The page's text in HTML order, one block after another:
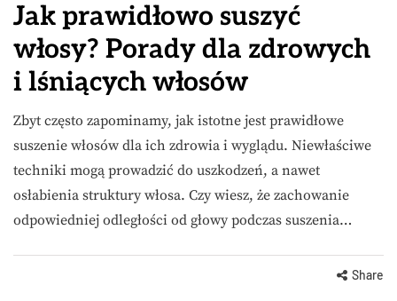
Jak prawidłowo suszyć
włosy? Porady dla zdrowych
i lśniących włosów
Zbyt często zapominamy, jak istotne jest prawidłowe
suszenie włosów dla ich zdrowia i wyglądu. Niewłaściwe
techniki mogą prowadzić do uszkodzeń, a nawet
osłabienia struktury włosa. Czy wiesz, że zachowanie
odpowiedniej odległości od głowy podczas suszenia…
Share